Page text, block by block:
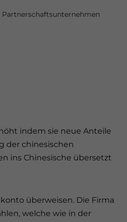
indem sie neue Anteile
der chinesischen
ins Chinesische übersetzt
überweisen. Die Firma
welche wie in der